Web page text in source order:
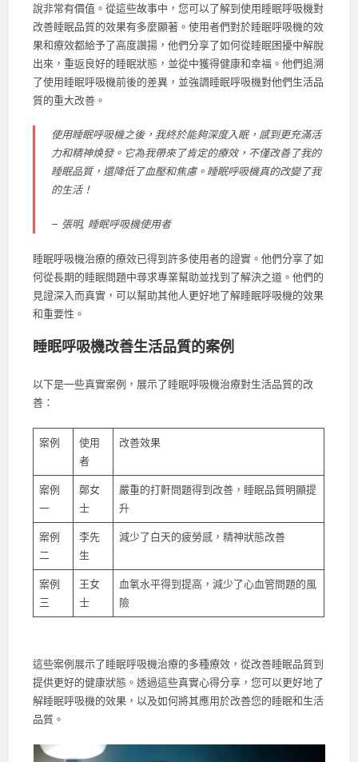
說非常有價值。從這些故事中，您可以了解到使用睡眠呼吸機對
改善睡眠品質的效果有多麼顯著。使用者們對於睡眠呼吸機的效
果和療效都給予了高度讚揚，他們分享了如何從睡眠困擾中解脫
出來，重返良好的睡眠狀態，並從中獲得健康和幸福。他們追溯
了使用睡眠呼吸機前後的差異，並強調睡眠呼吸機對他們生活品
質的重大改善。
使用睡眠呼吸機之後，我終於能夠深度入眠，感到更充滿活
力和精神焕發。它為我帶來了肯定的療效，不僅改善了我的
睡眠品質，還降低了血壓和焦慮。睡眠呼吸機真的改變了我
的生活！
– 張明, 睡眠呼吸機使用者
睡眠呼吸機治療的療效已得到許多使用者的證實。他們分享了如
何從長期的睡眠問題中尋求專業幫助並找到了解決之道。他們的
見證深入而真實，可以幫助其他人更好地了解睡眠呼吸機的效果
和重要性。
睡眠呼吸機改善生活品質的案例
以下是一些真實案例，展示了睡眠呼吸機治療對生活品質的改
善：
案例
使用
者
改善效果
案例
一
鄭女
士
嚴重的打鼾問題得到改善，睡眠品質明顯提
升
案例
二
李先
生
減少了白天的疲勞感，精神狀態改善
案例
三
王女
士
血氧水平得到提高，減少了心血管問題的風
險
這些案例展示了睡眠呼吸機治療的多種療效，從改善睡眠品質到
提供更好的健康狀態。透過這些真實心得分享，您可以更好地了
解睡眠呼吸機的效果，以及如何將其應用於改善您的睡眠和生活
品質。